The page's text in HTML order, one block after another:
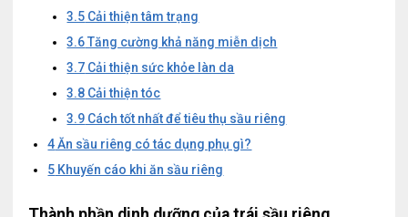
3.5 Cải thiện tâm trạng
3.6Tăng cường khả năng miễn dịch
3.7 Cải thiện sức khỏe làn da
3.8 Cải thiện tóc
3.9 Cách tốt nhất để tiêu thụ sầu riêng
4Ăn sầu riêng có tác dụng phụ gì?
5 Khuyến cáo khi ăn sầu riêng